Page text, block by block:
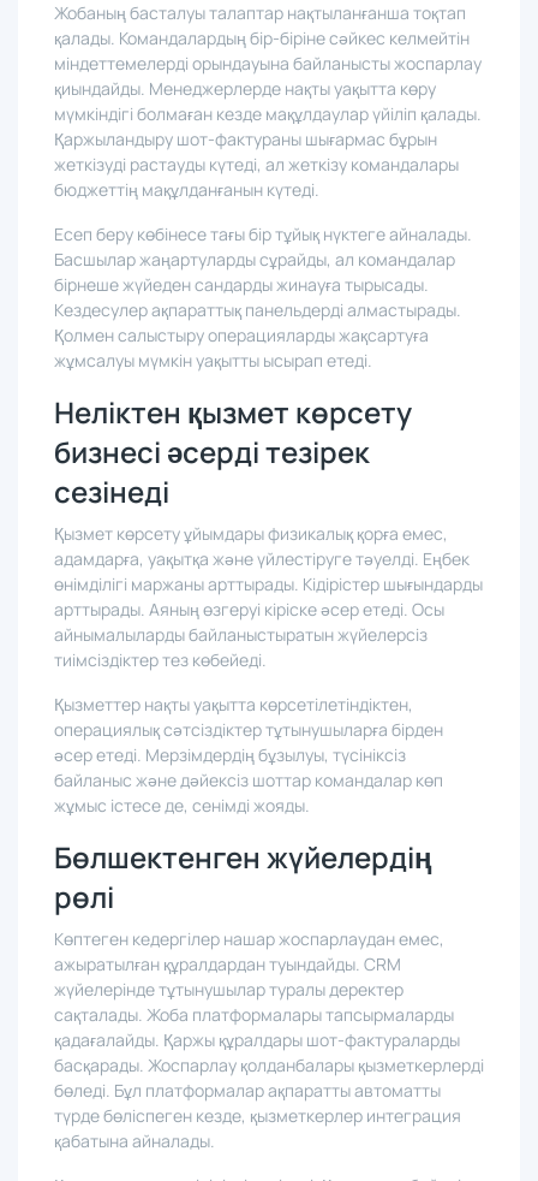
көпшілігі ұқсас үйкеліс үлгілеріне тап болады.
Жобаның басталуы талаптар нақтыланғанша тоқтап
қалады. Командалардың бір-біріне сәйкес келмейтін
міндеттемелерді орындауына байланысты жоспарлау
қиындайды. Менеджерлерде нақты уақытта көру
мүмкіндігі болмаған кезде мақұлдаулар үйіліп қалады.
Қаржыландыру шот-фактураны шығармас бұрын
жеткізуді растауды күтеді, ал жеткізу командалары
Есеп беру көбінесе тағы бір тұйық нүктеге айналады.
Басшылар жаңартуларды сұрайды, ал командалар
бірнеше жүйеден сандарды жинауға тырысады.
Кездесулер ақпараттық панельдерді алмастырады.
Қолмен салыстыру операцияларды жақсартуға
Неліктен қызмет көрсету
бизнесі әсерді тезірек
сезінеді
Қызмет көрсету ұйымдары физикалық қорға емес,
адамдарға, уақытқа және үйлестіруге тәуелді. Еңбек
өнімділігі маржаны арттырады. Кідірістер шығындарды
арттырады. Аяның өзгеруі кіріске әсер етеді. Осы
айнымалыларды байланыстыратын жүйелерсіз
Қызметтер нақты уақытта көрсетілетіндіктен,
операциялық сәтсіздіктер тұтынушыларға бірден
әсер етеді. Мерзімдердің бұзылуы, түсініксіз
байланыс және дәйексіз шоттар командалар көп
Бөлшектенген жүйелердің
рөлі
Көптеген кедергілер нашар жоспарлаудан емес,
ажыратылған құралдардан туындайды. CRM
жүйелерінде тұтынушылар туралы деректер
сақталады. Жоба платформалары тапсырмаларды
қадағалайды. Қаржы құралдары шот-фактураларды
басқарады. Жоспарлау қолданбалары қызметкерлерді
бөледі. Бұл платформалар ақпаратты автоматты
түрде бөліспеген кезде, қызметкерлер интеграция